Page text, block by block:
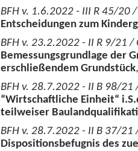
BFH v. 1.6.2022 - III R 45/20
Entscheidungen zum
BFH v. 23.2.2022 - II R 9/21
Bemessungsgrundlage der
erschließendem Grundstück
BFH v. 28.7.2022 - II B 98/
“Wirtschaftliche Einheit“
teilweiser
BFH v. 28.7.2022 - II B 37/
Dispositionsbefugnis des